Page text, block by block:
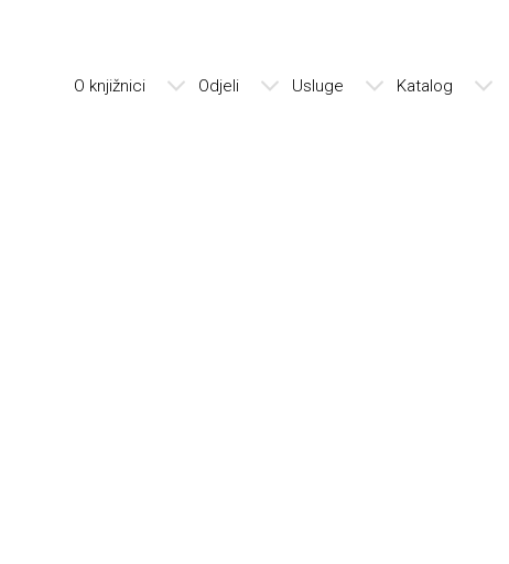
O knjižnici Odjeli Usluge Katalog